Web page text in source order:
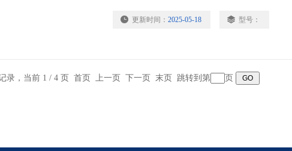
更新时间： 2025-05-18 型号：
录，当前 1 / 4 页 首页 上一页 下一页 末页 跳转到第 页